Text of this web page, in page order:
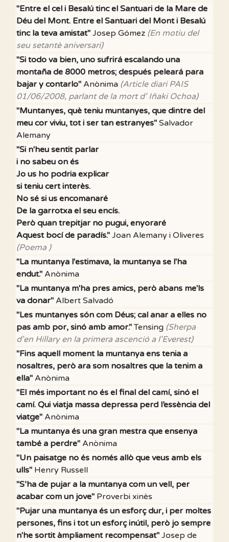
"Entre el cel i Besalú tinc el Santuari de la Mare de
Déu del Mont. Entre el Santuari del Mont i Besalú
tinc la teva amistat" Josep Gómez (En motiu del
seu setantè aniversari)
"Si todo va bien, uno sufrirá escalando una
montaña de 8000 metros; después peleará para
bajar y contarlo" Anònima (Article diari PAIS
01/06/2008, parlant de la mort d' Iñaki Ochoa)
"Muntanyes, què teniu muntanyes, que dintre del
meu cor viviu, tot i ser tan estranyes" Salvador
Alemany
"Si n'heu sentit parlar
i no sabeu on és
Jo us ho podria explicar
si teniu cert interès.
No sé si us encomanaré
De la garrotxa el seu encís.
Però quan trepitjar no pugui, enyoraré
Aquest bocí de paradís." Joan Alemany i Oliveres
(Poema )
"La muntanya l'estimava, la muntanya se l'ha
endut." Anònima
"La muntanya m'ha pres amics, però abans me'ls
va donar" Albert Salvadó
"Les muntanyes són com Déus; cal anar a elles no
pas amb por, sinó amb amor."Tensing (Sherpa
d'en Hillary en la primera ascenció a l'Everest)
"Fins aquell moment la muntanya ens tenia a
nosaltres, però ara som nosaltres que la tenim a
ella" Anònima
"El més important no és el final del camí, sinó el
camí. Qui viatja massa depressa perd l’essència del
viatge" Anònima
"La muntanya és una gran mestra que ensenya
també a perdre" Anònima
"Un paisatge no és només allò que veus amb els
ulls" Henry Russell
"S’ha de pujar a la muntanya com un vell, per
acabar com un jove" Proverbi xinès
"Pujar una muntanya és un esforç dur, i per moltes
persones, fins i tot un esforç inútil, però jo sempre
n'he sortit àmpliament recompensat" Josep de